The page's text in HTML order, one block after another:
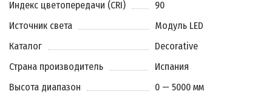
Индекс цветопередачи (CRI)
90
Источник света
Модуль LED
Каталог
Decorative
Страна производитель
Испания
Высота диапазон
0 — 5000 мм